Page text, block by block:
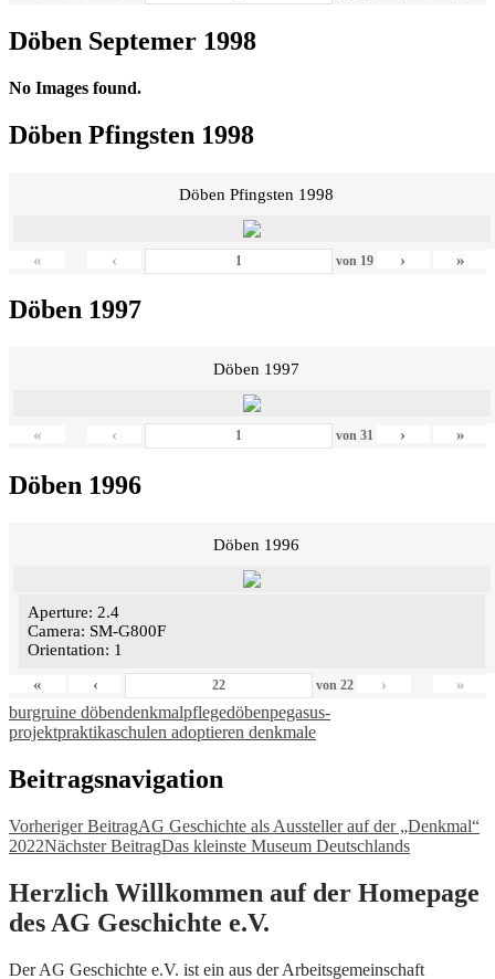
Döben Septemer 1998
No Images found.
Döben Pfingsten 1998
Döben Pfingsten 1998
« ‹ von 19 › »
Döben 1997
Döben 1997
« ‹ von 31 › »
Döben 1996
Döben 1996
Aperture: 2.4
Camera: SM-G800F
Orientation: 1
«
‹ von22 › »
burgruine döbendenkmalpflegedöbenpegasus-
projektpraktikaschulen adoptieren denkmale
Beitragsnavigation
Vorheriger BeitragAG Geschichte als Aussteller auf der „Denkmal“
2022Nächster BeitragDas kleinste Museum Deutschlands
Herzlich Willkommen auf der Homepage
des AG Geschichte e.V.
Der AG Geschichte e.V. ist ein aus der Arbeitsgemeinschaft